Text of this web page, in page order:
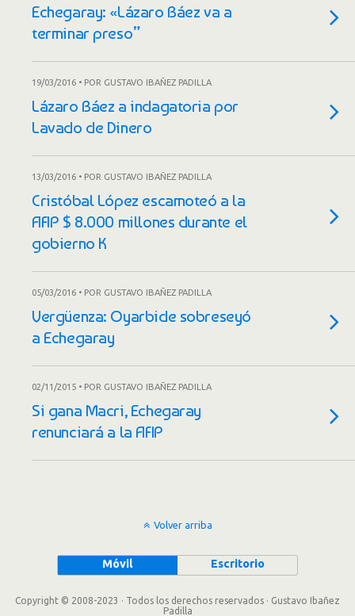
Echegaray: «Lázaro Báez va a
terminar preso”
19/03/2016 • POR GUSTAVO IBAÑEZ PADILLA
Lázaro Báez a indagatoria por
Lavado de Dinero
13/03/2016 • POR GUSTAVO IBAÑEZ PADILLA
Cristóbal López escamoteó a la
AFIP $ 8.000 millones durante el
gobierno K
05/03/2016 • POR GUSTAVO IBAÑEZ PADILLA
Vergüenza: Oyarbide sobreseyó
a Echegaray
02/11/2015 • POR GUSTAVO IBAÑEZ PADILLA
Si gana Macri, Echegaray
renunciará a la AFIP
Volver arriba
Móvil Escritorio
Copyright © 2008-2023 · Todos los derechos reservados · Gustavo Ibañez
Padilla